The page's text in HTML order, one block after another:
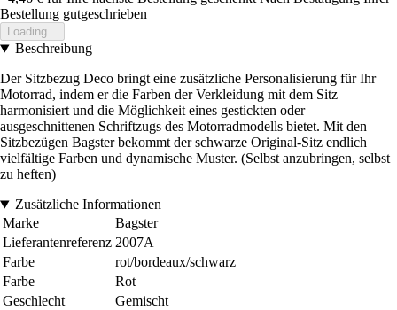
Bestellung gutgeschrieben
Loading...
Beschreibung
Der Sitzbezug Deco bringt eine zusätzliche Personalisierung für Ihr
Motorrad, indem er die Farben der Verkleidung mit dem Sitz
harmonisiert und die Möglichkeit eines gestickten oder
ausgeschnittenen Schriftzugs des Motorradmodells bietet. Mit den
Sitzbezügen Bagster bekommt der schwarze Original-Sitz endlich
vielfältige Farben und dynamische Muster. (Selbst anzubringen, selbst
zu heften)
Zusätzliche Informationen
Marke
Bagster
Lieferantenreferenz 2007A
Farbe
rot/bordeaux/schwarz
Farbe
Rot
Geschlecht
Gemischt